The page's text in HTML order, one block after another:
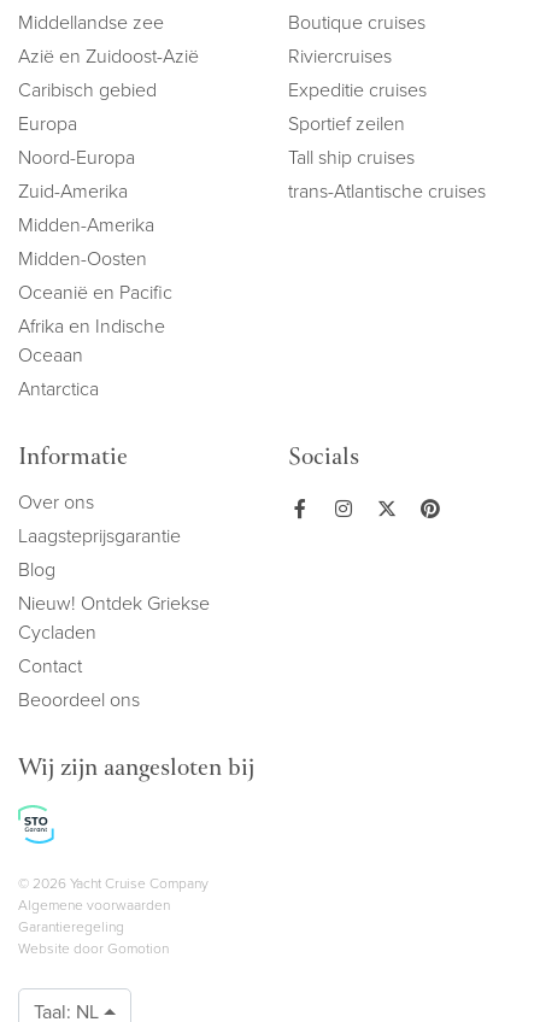
Middellandse zee
Azië en Zuidoost-Azië
Caribisch gebied
Europa
Noord-Europa
Zuid-Amerika
Midden-Amerika
Midden-Oosten
Oceanië en Pacific
Afrika en Indische
Oceaan
Antarctica
Boutique cruises
Riviercruises
Expeditie cruises
Sportief zeilen
Tall ship cruises
trans-Atlantische cruises
Informatie
Over ons
Laagsteprijsgarantie
Blog
Nieuw! Ontdek Griekse
Cycladen
Contact
Beoordeel ons
Socials
Wij zijn aangesloten bij
Copyright navigation
© 2026 Yacht Cruise Company
Algemene voorwaarden
Garantieregeling
Website door Gomotion
Taal: NL